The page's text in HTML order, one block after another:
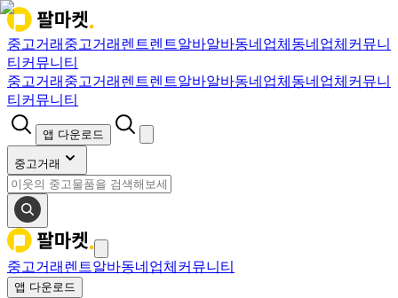
중고거래 중고거래 렌트렌트알바알바동네업체 동네업체 커뮤니
티 커뮤니티
중고거래 중고거래 렌트렌트알바알바동네업체 동네업체 커뮤니
티 커뮤니티
앱 다운로드
중고거래
중고거래 렌트알바동네업체 커뮤니티
앱 다운로드